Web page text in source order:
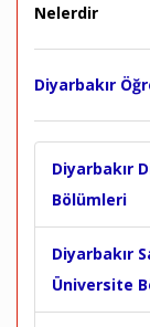
Nelerdir
Diyarbakır
Diyarbakır
Bölümleri
Diyarbakır
Üniversite